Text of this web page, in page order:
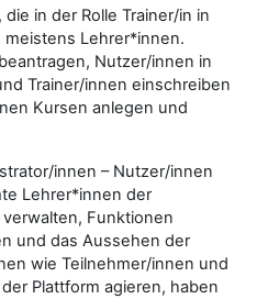
in der Rolle Trainer/in in
Lehrer*innen.
Nutzer/innen in
Trainer/innen einschreiben
Kursen anlegen und
innen – Nutzer/innen
Lehrer*innen der
Funktionen
und das Aussehen der
wie Teilnehmer/innen und
Plattform agieren, haben